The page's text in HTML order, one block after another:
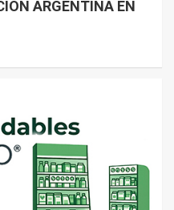
ARGENTINA EN